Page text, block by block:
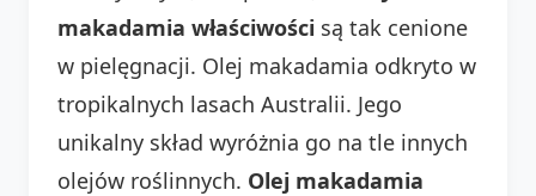
makadamia właściwości są tak cenione
w pielęgnacji. Olej makadamia odkryto w
tropikalnych lasach Australii. Jego
unikalny skład wyróżnia go na tle innych
olejów roślinnych. Olej makadamia